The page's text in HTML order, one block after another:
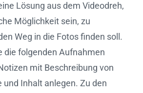
Lösung aus dem Videodreh,
Möglichkeit sein, zu
Weg in die Fotos finden soll.
die folgenden Aufnahmen
mit Beschreibung von
und Inhalt anlegen. Zu den